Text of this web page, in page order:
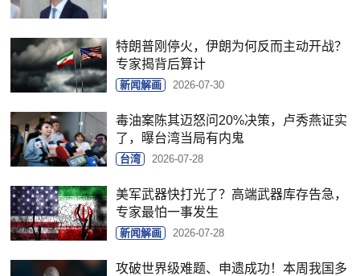
特朗普刚停火，伊朗为何反而主动开战？
专家揭背后算计
新闻解画 2026-07-30
毒油案陈其迈怒问20%决策，卢秀燕证实
了，曝台湾当局有内鬼
台湾 2026-07-28
美军武器快打光了？高端武器库存告急，
专家最怕一事发生
新闻解画 2026-07-28
攻破世界级难题、申遗成功！本周我国多